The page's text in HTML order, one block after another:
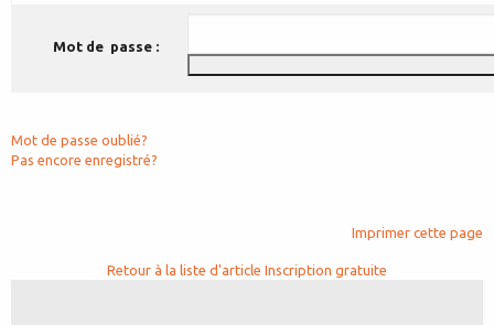
Mot de passe :
Mot de passe oublié?
Pas encore enregistré?
Imprimer cette page
Retour à la liste d'article Inscription gratuite